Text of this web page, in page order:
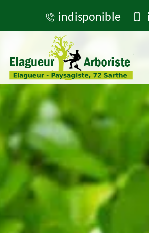
indisponible